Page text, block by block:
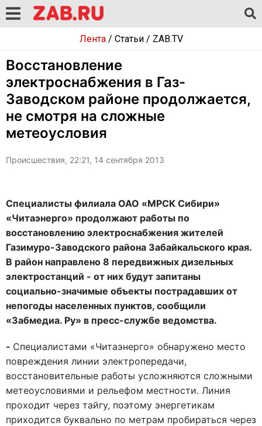
Лента/ Статьи/ ZAB.TV
Восстановление
электроснабжения в Газ-
Заводском районе продолжается,
не смотря на сложные
метеоусловия
Происшествия, 22:21, 14 сентября 2013
Специалисты филиала ОАО «МРСК Сибири»
«Читаэнерго» продолжают работы по
восстановлению электроснабжения жителей
Газимуро-Заводского района Забайкальского края.
В район направлено 8 передвижных дизельных
электростанций - от них будут запитаны
социально-значимые объекты пострадавших от
непогоды населенных пунктов, сообщили
«Забмедиа. Ру» в пресс-службе ведомства.
- Специалистами «Читаэнерго» обнаружено место
повреждения линии электропередачи,
восстановительные работы усложняются сложными
метеоусловиями и рельефом местности. Линия
проходит через тайгу, поэтому энергетикам
приходится буквально по метрам пробираться через